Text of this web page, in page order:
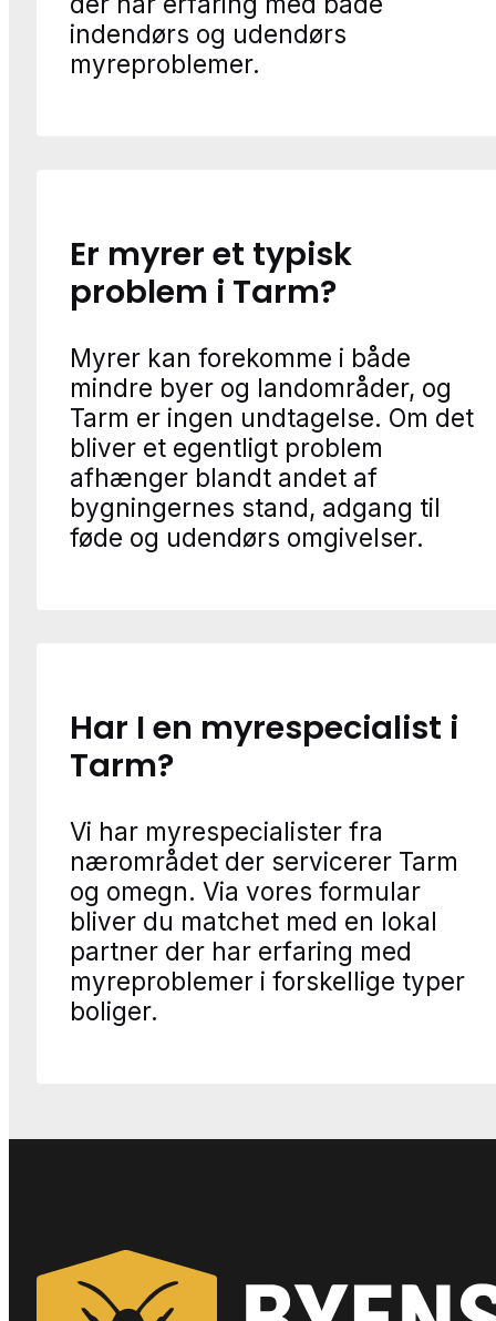
indendørs og udendørs
myreproblemer.
Er myrer et typisk
problem i Tarm?
Myrer kan forekomme i både
mindre byer og landområder, og
Tarm er ingen undtagelse. Om det
bliver et egentligt problem
afhænger blandt andet af
bygningernes stand, adgang til
føde og udendørs omgivelser.
Har I en myrespecialist i
Tarm?
Vi har myrespecialister fra
nærområdet der servicerer Tarm
og omegn. Via vores formular
bliver du matchet med en lokal
partner der har erfaring med
myreproblemer i forskellige typer
boliger.